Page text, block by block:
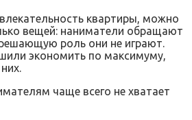
квартиры, можно
вещей: наниматели обращают
роль они не играют.
экономить по максимуму,
чаще всего не хватает